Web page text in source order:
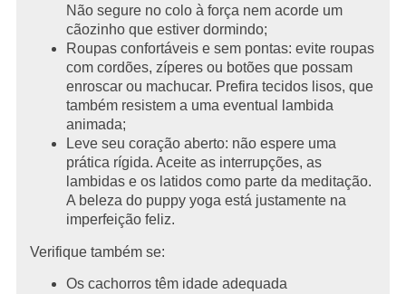
Não segure no colo à força nem acorde um
cãozinho que estiver dormindo;
Roupas confortáveis e sem pontas: evite roupas
com cordões, zíperes ou botões que possam
enroscar ou machucar. Prefira tecidos lisos, que
também resistem a uma eventual lambida
animada;
Leve seu coração aberto: não espere uma
prática rígida. Aceite as interrupções, as
lambidas e os latidos como parte da meditação.
A beleza do puppy yoga está justamente na
imperfeição feliz.
Verifique também se:
Os cachorros têm idade adequada